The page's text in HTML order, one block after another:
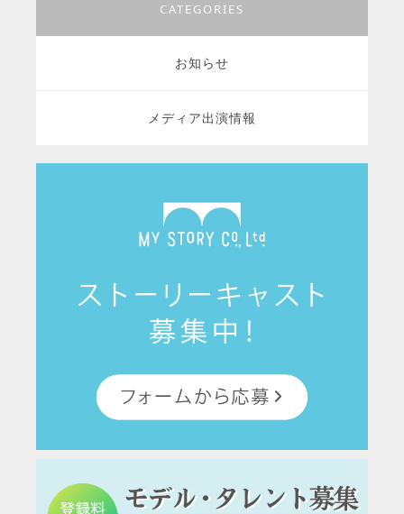
CATEGORIES
お知らせ
メディア出演情報